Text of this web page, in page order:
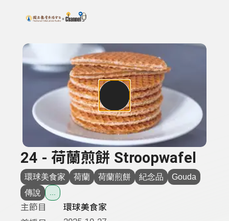
上方功能區塊
搜尋關鍵字：可輸入節目名稱、主持人或關鍵字
24 - 荷蘭煎餅 Stroopwafel
環球美食家 荷蘭 荷蘭煎餅 紀念品
Gouda
傳說
主節目
環球美食家